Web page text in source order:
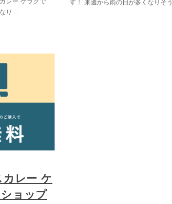
り
す！ 来週から雨の日が多くなりそう
レー ケ
ョップ